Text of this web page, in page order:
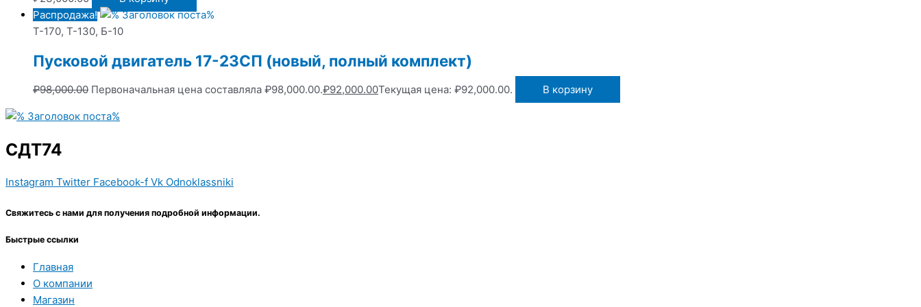
Распродажа!
Т-170, Т-130, Б-10
Пусковой двигатель 17-23СП (новый, полный комплект)
₽98,000.00 Первоначальная цена составляла ₽98,000.00.₽92,000.00Текущая цена: ₽92,000.00. В корзину
СДТ74
Instagram Twitter Facebook-f Vk Odnoklassniki
Свяжитесь с нами для получения подробной информации.
Быстрые ссылки
Главная
О компании
Магазин